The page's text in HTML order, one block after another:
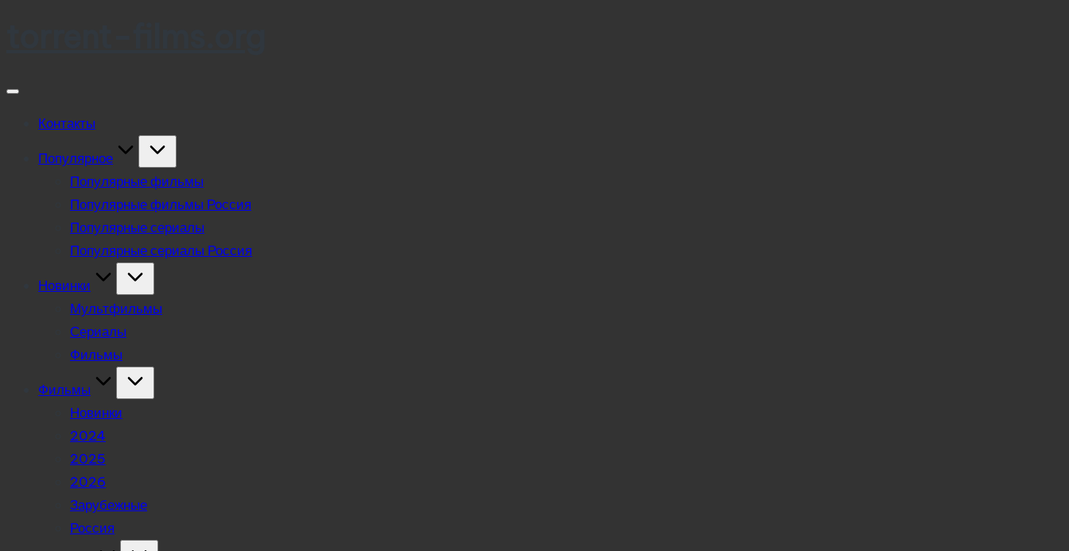
Контакты
Популярное
Популярные фильмы
Популярные фильмы Россия
Популярные сериалы
Популярные сериалы Россия
Новинки
Мультфильмы
Сериалы
Фильмы
Фильмы
Новинки
2024
2025
2026
Зарубежные
Россия